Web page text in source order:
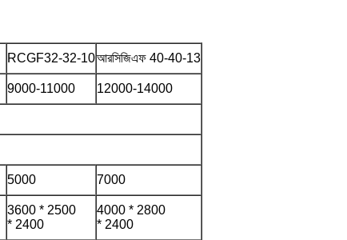
RCGF32-32-10আরসিজিএফ 40-40-13
9000-11000
12000-14000
5000
7000
3600 * 2500
* 2400
4000 * 2800
* 2400